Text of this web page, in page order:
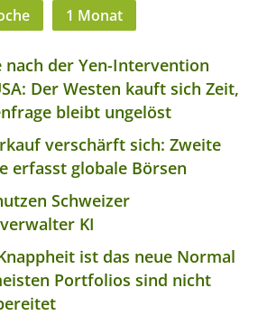
1 Monat
nach der Yen-Intervention
Der Westen kauft sich Zeit,
bleibt ungelöst
verschärft sich: Zweite
erfasst globale Börsen
Schweizer
KI
ist das neue Normal
Portfolios sind nicht